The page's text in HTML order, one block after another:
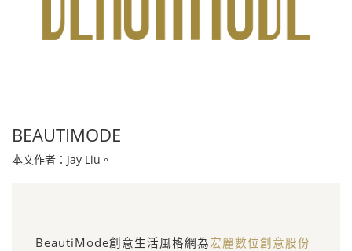
BEAUTIMODE
本文作者：Jay Liu。
BeautiMode創意生活風格網為宏麗數位創意股份